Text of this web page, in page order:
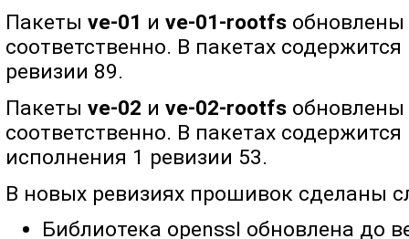
Пакетыve-01 иve-01-rootfs
соответственно. В пакетах
ревизии 89.
Пакетыve-02 иve-02-rootfs
соответственно. В пакетах
исполнения 1 ревизии 53.
В новых ревизиях прошивок сделаны
Библиотека openssl обновлена до